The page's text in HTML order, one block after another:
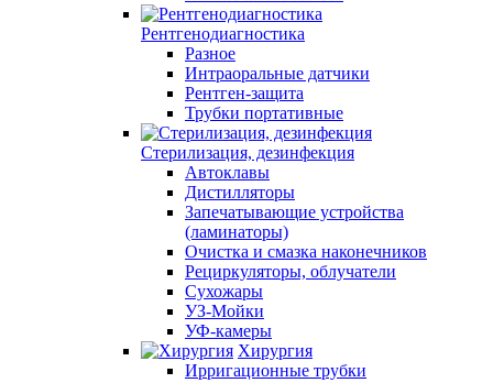
Рентгенодиагностика
Разное
Интраоральные датчики
Рентген-защита
Трубки портативные
Стерилизация, дезинфекция
Автоклавы
Дистилляторы
Запечатывающие устройства
(ламинаторы)
Очистка и смазка наконечников
Рециркуляторы, облучатели
Сухожары
УЗ-Мойки
УФ-камеры
Хирургия
Ирригационные трубки